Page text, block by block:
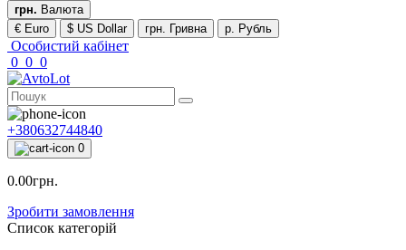
грн. Валюта
€ Euro
$ US Dollar грн. Гривна р. Рубль
Особистий кабінет
0 0 0
+380632744840
0
0.00грн.
Зробити замовлення
Список категорій